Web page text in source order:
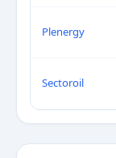
Plenergy
Sectoroil